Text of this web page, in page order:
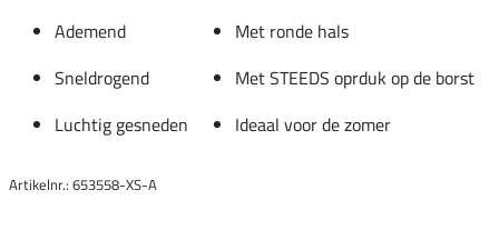
Ademend
Met ronde hals
Sneldrogend
Met STEEDS oprduk op de borst
Luchtig gesneden
Ideaal voor de zomer
Artikelnr.: 653558-XS-A